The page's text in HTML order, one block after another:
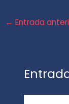
← Entrada